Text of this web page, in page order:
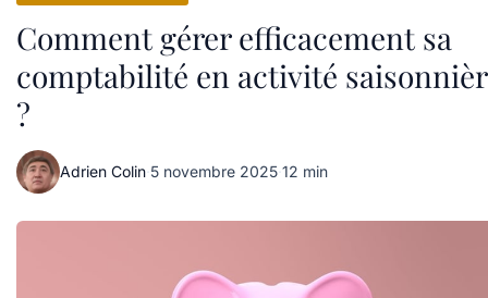
Comment gérer efficacement sa
comptabilité en activité
?
Adrien Colin·5 novembre 2025·12 min